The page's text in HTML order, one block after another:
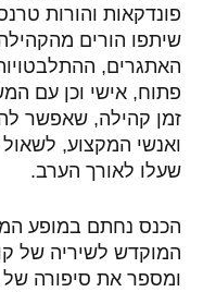
פונדקאות והורות
שיתפו הורים
האתגרים,
פתוח, אישי וכן עם
זמן קהילה, שאפשר
ואנשי המקצוע,
שעלו לאורך הערב.
הכנס נחתם במופע
המוקדש לשיריה של
ומספר את סיפורה